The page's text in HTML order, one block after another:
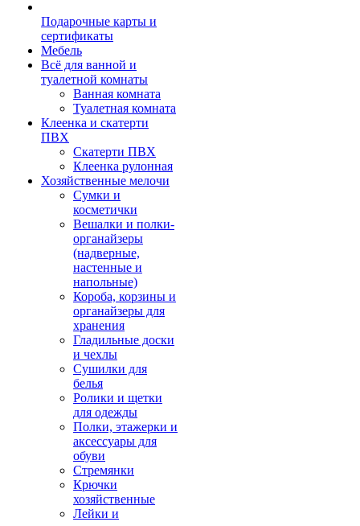
Подарочные карты и
сертификаты
Мебель
Всё для ванной и
туалетной комнаты
Ванная комната
Туалетная комната
Клеенка и скатерти
ПВХ
Скатерти ПВХ
Клеенка рулонная
Хозяйственные мелочи
Сумки и
косметички
Вешалки и полки-
органайзеры
(надверные,
настенные и
напольные)
Короба, корзины и
органайзеры для
хранения
Гладильные доски
и чехлы
Сушилки для
белья
Ролики и щетки
для одежды
Полки, этажерки и
аксессуары для
обуви
Стремянки
Крючки
хозяйственные
Лейки и